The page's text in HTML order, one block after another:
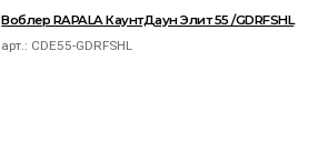
Воблер RAPALA КаунтДаун Элит 55 /GDRFSHL
арт.: CDE55-GDRFSHL